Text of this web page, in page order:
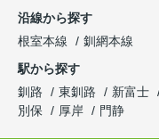
沿線から探す
根室本線
釧網本線
駅から探す
釧路
東釧路 新富士
別保
厚岸 門静